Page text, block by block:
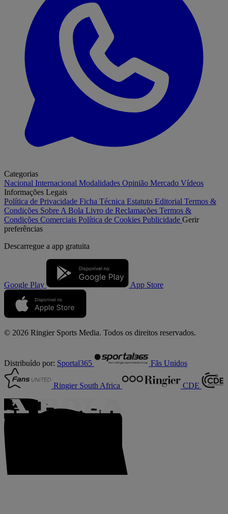
Categorias
Nacional Internacional Modalidades Opinião Mercado Vídeos
Informações Legais
Política de Privacidade Ficha Técnica Estatuto Editorial Termos &
Condições Sobre A Bola Livro de Reclamações Termos &
Condições Comerciais Política de Cookies Publicidade Gerir
preferências
Descarregue a app gratuita
Google Play App Store
© 2026 Ringier Sports Media. Todos os direitos reservados.
Distribuído por: Sportal365 Fãs Unidos
Ringier South Africa CDE